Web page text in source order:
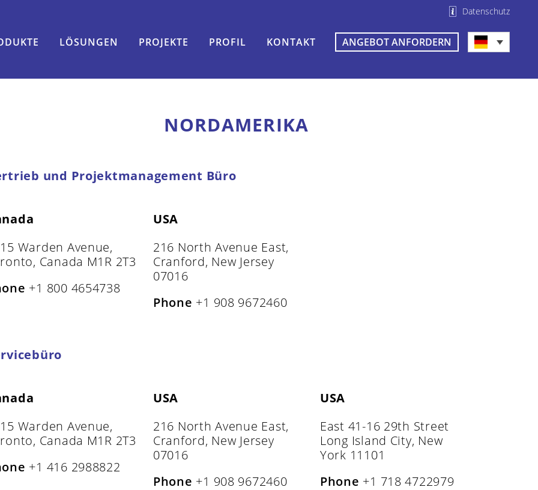
Datenschutz
LÖSUNGEN PROJEKTE PROFIL KONTAKT ANGEBOT ANFORDERN
NORDAMERIKA
und Projektmanagement Büro
Warden Avenue,
Canada M1R 2T3
+1 800 4654738
USA
216 North Avenue East,
Cranford, New Jersey
07016
Phone +1 908 9672460
Warden Avenue,
Canada M1R 2T3
+1 416 2988822
USA
216 North Avenue East,
Cranford, New Jersey
07016
Phone +1 908 9672460
USA
East 41-16 29th Street
Long Island City, New
York 11101
Phone +1 718 4722979